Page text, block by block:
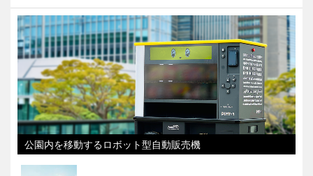
公園内を移動するロボット型自動販売機